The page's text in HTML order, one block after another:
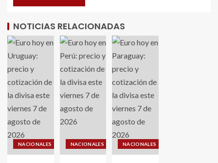
NOTICIAS RELACIONADAS
NACIONALES NACIONALES NACIONALES